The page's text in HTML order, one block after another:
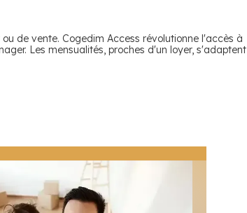
de vente. Cogedim Access révolutionne l'accès à
Les mensualités, proches d'un loyer, s'adaptent